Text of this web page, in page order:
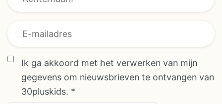
* overeenkomst
Achternaam
Ik ga akkoord met het verwerken van mijn
gegevens om nieuwsbrieven te ontvangen van
30pluskids. *